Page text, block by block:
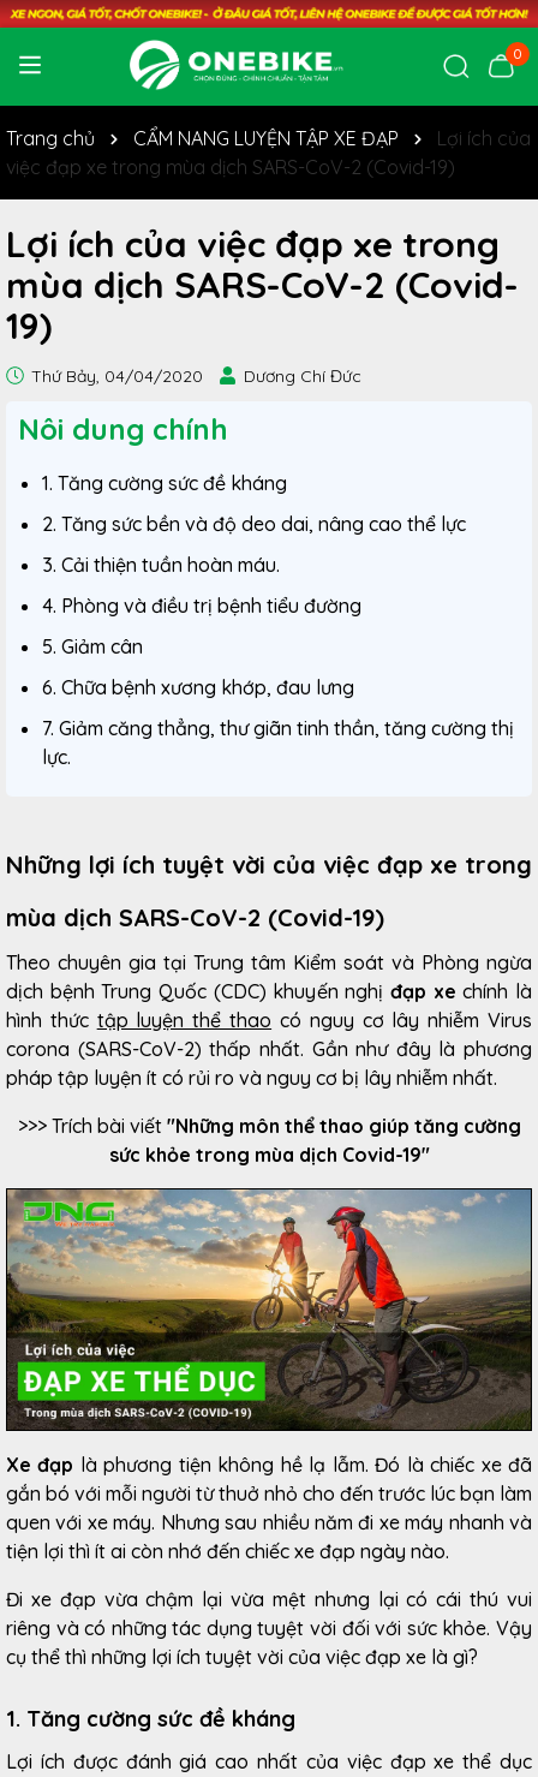
0
Trang chủ CẨM NANG LUYỆN TẬP XE ĐẠP
Lợi ích của
việc đạp xe trong mùa dịch SARS-CoV-2 (Covid-19)
Lợi ích của việc đạp xe trong
mùa dịch SARS-CoV-2 (Covid-
19)
Thứ Bảy, 04/04/2020 Dương Chí Đức
Nôi dung chính
1. Tăng cường sức đề kháng
2. Tăng sức bền và độ deo dai, nâng cao thể lực
3. Cải thiện tuần hoàn máu.
4. Phòng và điều trị bệnh tiểu đường
5. Giảm cân
6. Chữa bệnh xương khớp, đau lưng
7. Giảm căng thẳng, thư giãn tinh thần, tăng cường thị
lực.
Những lợi ích tuyệt vời của việc đạp xe trong
mùa dịch SARS-CoV-2 (Covid-19)
Theo chuyên gia tại Trung tâm Kiểm soát và Phòng ngừa
dịch bệnh Trung Quốc (CDC) khuyến nghị đạp xe chính là
hình thức tập luyện thể thao có nguy cơ lây nhiễm Virus
corona (SARS-CoV-2) thấp nhất. Gần như đây là phương
pháp tập luyện ít có rủi ro và nguy cơ bị lây nhiễm nhất.
>>> Trích bài viết "Những môn thể thao giúp tăng cường
sức khỏe trong mùa dịch Covid-19"
Xe đạp là phương tiện không hề lạ lẫm. Đó là chiếc xe đã
gắn bó với mỗi người từ thuở nhỏ cho đến trước lúc bạn làm
quen với xe máy. Nhưng sau nhiều năm đi xe máy nhanh và
tiện lợi thì ít ai còn nhớ đến chiếc xe đạp ngày nào.
Đi xe đạp vừa chậm lại vừa mệt nhưng lại có cái thú vui
riêng và có những tác dụng tuyệt vời đối với sức khỏe. Vậy
cụ thể thì những lợi ích tuyệt vời của việc đạp xe là gì?
1. Tăng cường sức đề kháng
Lợi ích được đánh giá cao nhất của việc đạp xe thể dục